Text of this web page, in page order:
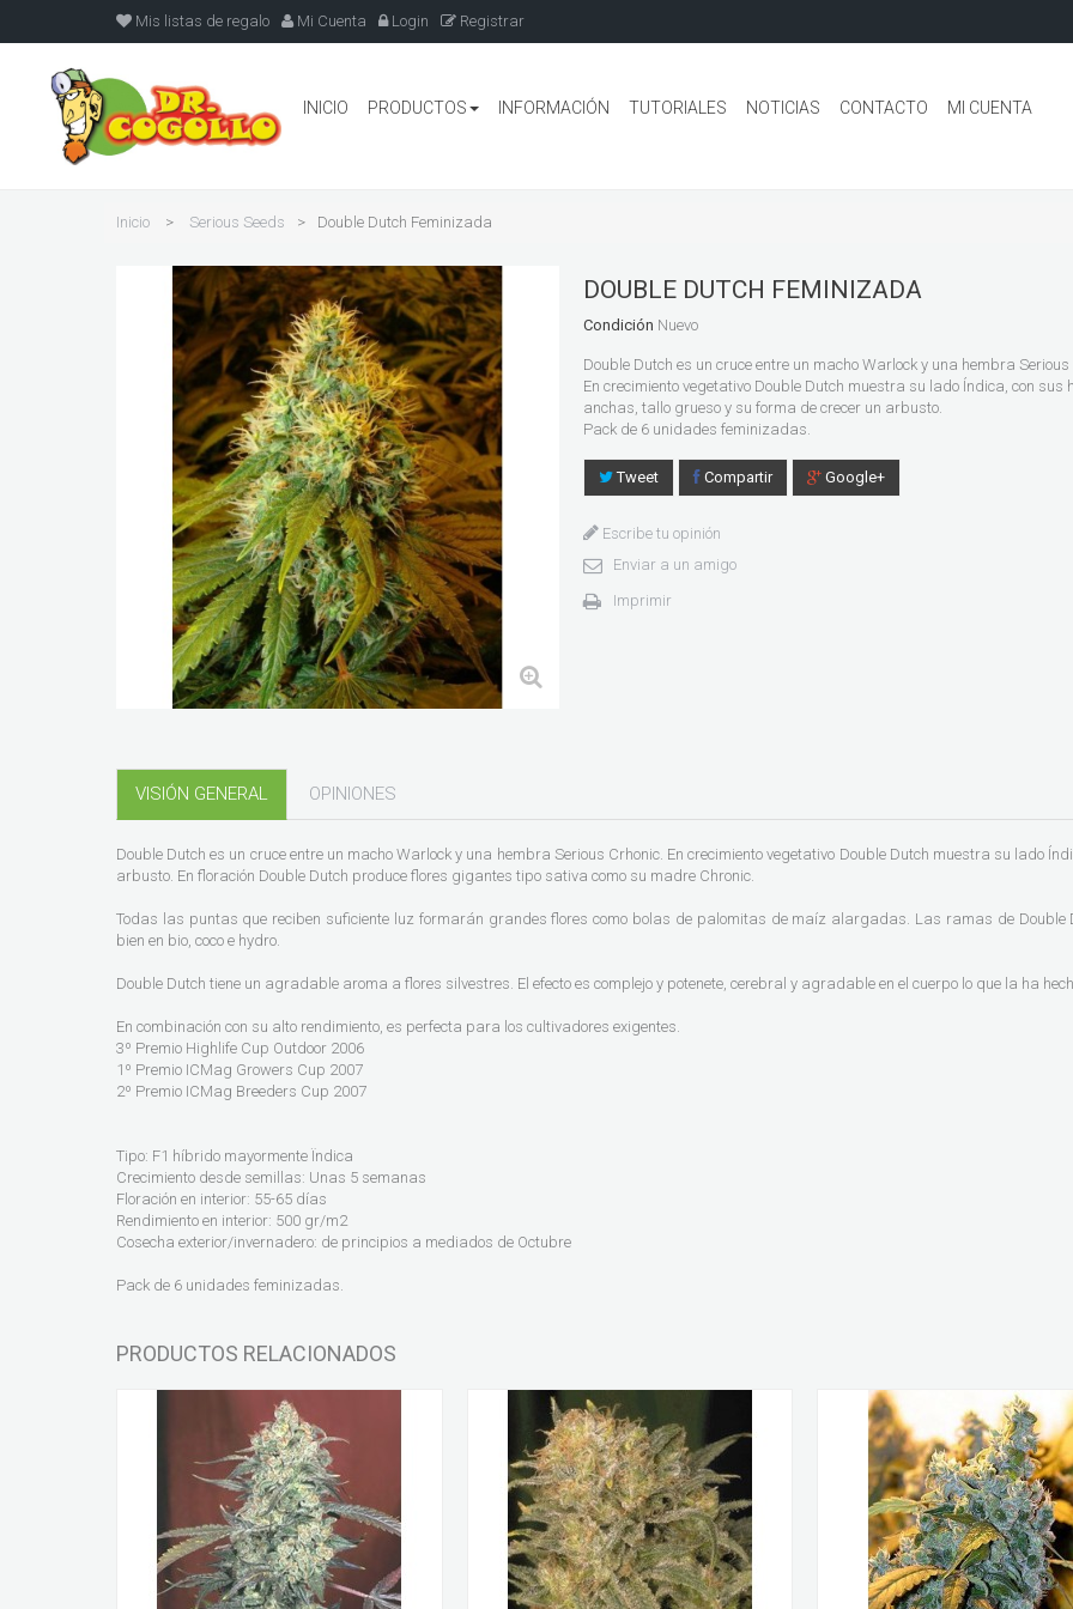
Mis listas de regalo Mi Cuenta Login Registrar
INICIO PRODUCTOS INFORMACIÓN TUTORIALES NOTICIAS CONTACTO MI CUENTA
Inicio > Serious Seeds > Double Dutch Feminizada
DOUBLE DUTCH FEMINIZADA
Condición Nuevo
Double Dutch es un cruce entre un macho Warlock y una hembra Serious
En crecimiento vegetativo Double Dutch muestra su lado Índica, con sus
anchas, tallo grueso y su forma de crecer un arbusto.
Pack de 6 unidades feminizadas.
Tweet Compartir Google+
Escribe tu opinión
Enviar a un amigo
Imprimir
VISIÓN GENERAL OPINIONES
Double Dutch es un cruce entre un macho Warlock y una hembra Serious Crhonic. En crecimiento vegetativo Double Dutch muestra su lado
arbusto. En floración Double Dutch produce flores gigantes tipo sativa como su madre Chronic.
Todas las puntas que reciben suficiente luz formarán grandes flores como bolas de palomitas de maíz alargadas. Las ramas de Double
bien en bio, coco e hydro.
Double Dutch tiene un agradable aroma a flores silvestres. El efecto es complejo y potenete, cerebral y agradable en el cuerpo lo que la ha
En combinación con su alto rendimiento, es perfecta para los cultivadores exigentes.
3º Premio Highlife Cup Outdoor 2006
1º Premio ICMag Growers Cup 2007
2º Premio ICMag Breeders Cup 2007
Tipo: F1 híbrido mayormente Ïndica
Crecimiento desde semillas: Unas 5 semanas
Floración en interior: 55-65 días
Rendimiento en interior: 500 gr/m2
Cosecha exterior/invernadero: de principios a mediados de Octubre
Pack de 6 unidades feminizadas.
PRODUCTOS RELACIONADOS